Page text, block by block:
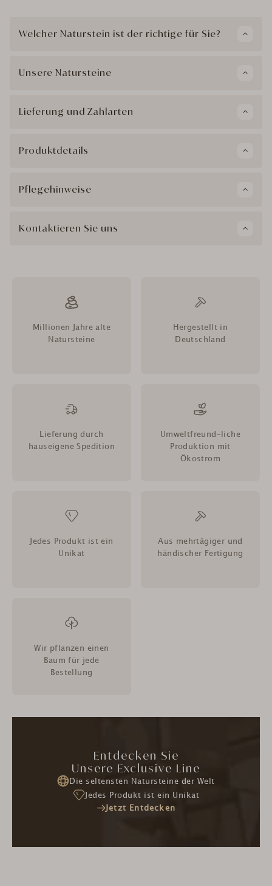
Welcher Naturstein ist der richtige für Sie?
Unsere Natursteine
Lieferung und Zahlarten
Produktdetails
Pflegehinweise
Kontaktieren Sie uns
Millionen Jahre alte
Natursteine
Hergestellt in
Deutschland
Lieferung durch
hauseigene Spedition
Umweltfreund-liche
Produktion mit
Ökostrom
Jedes Produkt ist ein
Unikat
Aus mehrtägiger und
händischer Fertigung
Wir pflanzen einen
Baum für jede
Bestellung
Entdecken Sie
Unsere Exclusive Line
Die seltensten Natursteine der Welt
Jedes Produkt ist ein Unikat
Jetzt Entdecken